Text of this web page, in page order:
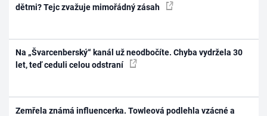
dětmi? Tejc zvažuje mimořádný zásah
Na „Švarcenberský“ kanál už neodbočíte. Chyba vydržela 30
let, teď ceduli celou odstraní
Zemřela známá influencerka. Towleová podlehla vzácné a